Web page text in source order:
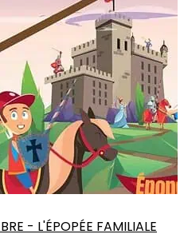
- L'ÉPOPÉE FAMILIALE